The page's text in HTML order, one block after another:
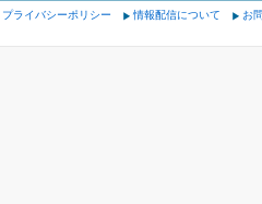
プライバシーポリシー 情報配信について お